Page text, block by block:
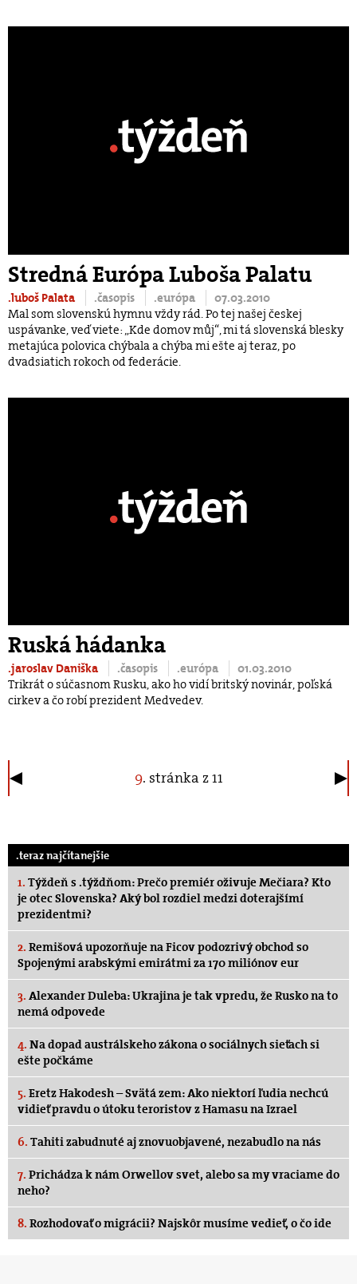
Stredná Európa Luboša Palatu
.luboš Palata .časopis .európa
07.03.2010
Mal som slovenskú hymnu vždy rád. Po tej našej českej
uspávanke, veď viete: „Kde domov můj“, mi tá slovenská blesky
metajúca polovica chýbala a chýba mi ešte aj teraz, po
dvadsiatich rokoch od federácie.
Ruská hádanka
.jaroslav Daniška .časopis .európa
01.03.2010
Trikrát o súčasnom Rusku, ako ho vidí britský novinár, poľská
cirkev a čo robí prezident Medvedev.
9. stránka z 11
.teraz najčítanejšie
1. Týždeň s .týždňom: Prečo premiér oživuje Mečiara? Kto
je otec Slovenska? Aký bol rozdiel medzi doterajšímí
prezidentmi?
2. Remišová upozorňuje na Ficov podozrivý obchod so
Spojenými arabskými emirátmi za 170 miliónov eur
3. Alexander Duleba: Ukrajina je tak vpredu, že Rusko na to
nemá odpovede
4. Na dopad austrálskeho zákona o sociálnych sieťach si
ešte počkáme
5. Eretz Hakodesh – Svätá zem: Ako niektorí ľudia nechcú
vidieť pravdu o útoku teroristov z Hamasu na Izrael
6. Tahiti zabudnuté aj znovuobjavené, nezabudlo na nás
7. Prichádza k nám Orwellov svet, alebo sa my vraciame do
neho?
8. Rozhodovať o migrácii? Najskôr musíme vedieť, o čo ide